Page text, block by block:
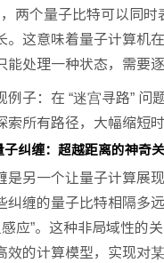
两个量子比特可以同
。这意味着量子计算机
能处理一种状态，需要
例子：在 “迷宫寻路”
索所有路径，大幅缩短
子纠缠：超越距离的神奇
是另一个让量子计算展
纠缠的量子比特相隔多
感应”。这种非局域性的
效的计算模型，实现对